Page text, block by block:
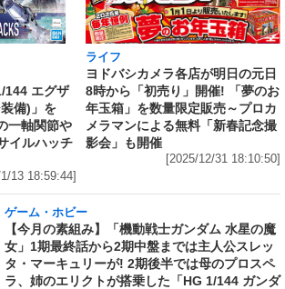
エグザ
備)」を
軸関節や
イルハッチ
13 18:59:44]
ライフ
ヨドバシカメラ各店が明日の元日
8時から「初売り」開催! 「夢のお
年玉箱」を数量限定販売～プロカ
メラマンによる無料「新春記念撮
影会」も開催
[2025/12/31 18:10:50]
ゲーム・ホビー
【今月の素組み】「機動戦士ガンダム 水星の魔
女」1期最終話から2期中盤までは主人公スレッ
タ・マーキュリーが! 2期後半では母のプロスペ
ラ、姉のエリクトが搭乗した「HG 1/144 ガンダ